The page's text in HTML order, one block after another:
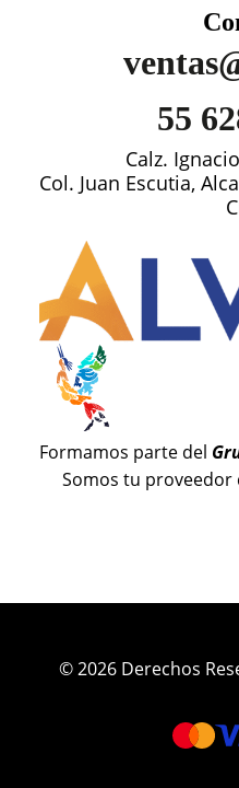
55
Calz.
Col. Juan Escutia,
Formamos parte del
Somos tu proveedor
© 2026 Derechos